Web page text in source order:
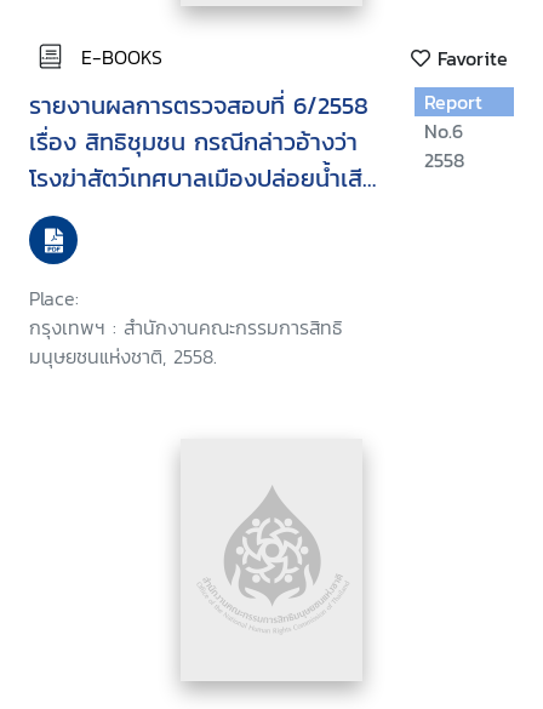
E-BOOKS Favorite
รายงานผลการตรวจสอบที่ 6/2558
เรื่อง สิทธิชุมชน กรณีกล่าวอ้างว่า
โรงฆ่าสัตว์เทศบาลเมืองปล่อยน้ำเสีย
และกรณีเทศบาลเมืองขยายถนนรุก
ล้ำคลองสาธารณะ
Place:
กรุงเทพฯ : สำนักงานคณะกรรมการสิทธิ
มนุษยชนแห่งชาติ, 2558.
Report
No.6
2558